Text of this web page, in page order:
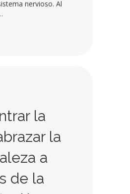
nervioso. Al
la
la
a
de la